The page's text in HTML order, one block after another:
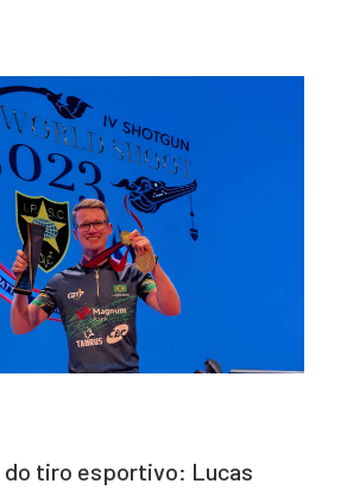
do tiro esportivo: Lucas